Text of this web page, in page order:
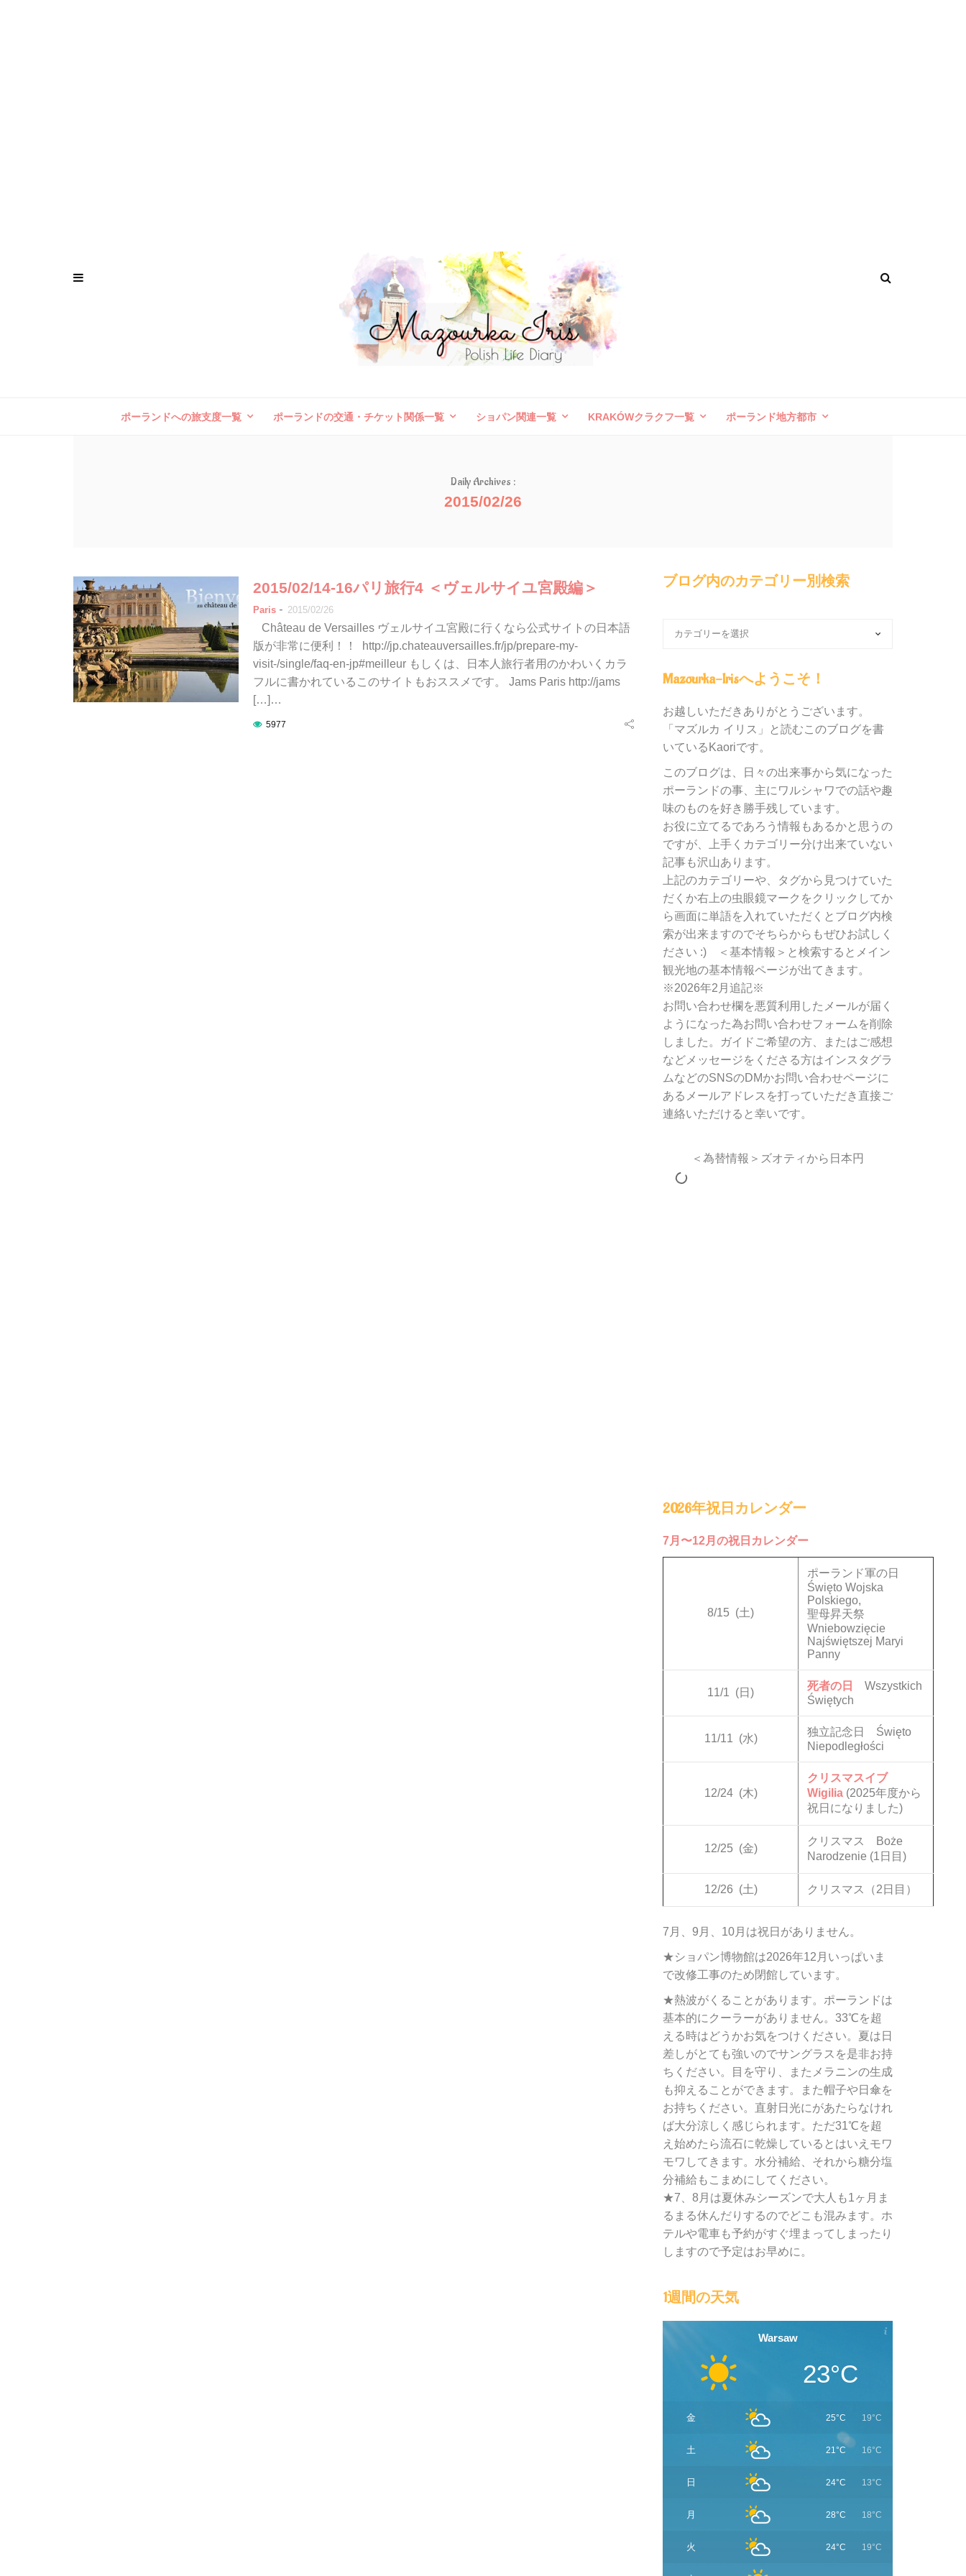
ポーランドへの旅支度一覧 ポーランドの交通・チケット関係一覧 ショパン関連一覧 KRAKÓWクラクフ一覧 ポーランド地方都市
Daily Archives :
2015/02/26
2015/02/14-16パリ旅行4 ＜ヴェルサイユ宮殿編＞
Paris - 2015/02/26
Château de Versailles ヴェルサイユ宮殿に行くなら公式サイトの日本語
版が非常に便利！！ http://jp.chateauversailles.fr/jp/prepare-my-
visit-/single/faq-en-jp#meilleur もしくは、日本人旅行者用のかわいくカラ
フルに書かれているこのサイトもおススメです。 Jams Paris http://jams
[…]…
5977
ブログ内のカテゴリー別検索
内
の
テ
ゴ
リ
別
検
索
Mazourka-Irisへようこそ！
お越しいただきありがとうございます。
「マズルカ イリス」と読むこのブログを書
いているKaoriです。
このブログは、日々の出来事から気になった
ポーランドの事、主にワルシャワでの話や趣
味のものを好き勝手残しています。
お役に立てるであろう情報もあるかと思うの
ですが、上手くカテゴリー分け出来ていない
記事も沢山あります。
上記のカテゴリーや、タグから見つけていた
だくか右上の虫眼鏡マークをクリックしてか
ら画面に単語を入れていただくとブログ内検
索が出来ますのでそちらからもぜひお試しく
ださい :) ＜基本情報＞と検索するとメイン
観光地の基本情報ページが出てきます。
※2026年2月追記※
お問い合わせ欄を悪質利用したメールが届く
ようになった為お問い合わせフォームを削除
しました。ガイドご希望の方、またはご感想
などメッセージをくださる方はインスタグラ
ムなどのSNSのDMかお問い合わせページに
あるメールアドレスを打っていただき直接ご
連絡いただけると幸いです。
＜為替情報＞ズオティから日本円
2026年祝日カレンダー
7月〜12月の祝日カレンダー
8/15 (土)
ポーランド軍の日
Święto Wojska
Polskiego,
聖母昇天祭
Wniebowzięcie
Najświętszej Maryi
Panny
11/1 (日)
死者の日
Wszystkich
Świętych
11/11 (水)
独立記念日 Święto
Niepodległości
12/24 (木)
クリスマスイブ
Wigilia (2025年度から
祝日になりました)
12/25 (金)
クリスマス Boże
Narodzenie (1日目)
12/26 (土) クリスマス（2日目）
7月、9月、10月は祝日がありません。
★ショパン博物館は2026年12月いっぱいま
で改修工事のため閉館しています。
★熱波がくることがあります。ポーランドは
基本的にクーラーがありません。33℃を超
える時はどうかお気をつけください。夏は日
差しがとても強いのでサングラスを是非お持
ちください。目を守り、またメラニンの生成
も抑えることができます。また帽子や日傘を
お持ちください。直射日光にがあたらなけれ
ば大分涼しく感じられます。ただ31℃を超
え始めたら流石に乾燥しているとはいえモワ
モワしてきます。水分補給、それから糖分塩
分補給もこまめにしてください。
★7、8月は夏休みシーズンで大人も1ヶ月ま
るまる休んだりするのでどこも混みます。ホ
テルや電車も予約がすぐ埋まってしまったり
しますので予定はお早めに。
1週間の天気
Warsaw
23°C
金 25°C 19°C
土 21°C 16°C
日 24°C 13°C
月 28°C 18°C
火 24°C 19°C